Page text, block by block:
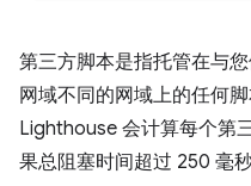
第三方脚本是指托管在与
网域不同的网域上的任何
Lighthouse 会计算每个第
果总阻塞时间超过 250 毫